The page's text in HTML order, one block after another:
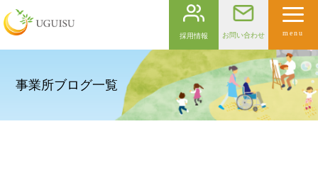
採用情報 お問い合わせ menu
事業所ブログ一覧